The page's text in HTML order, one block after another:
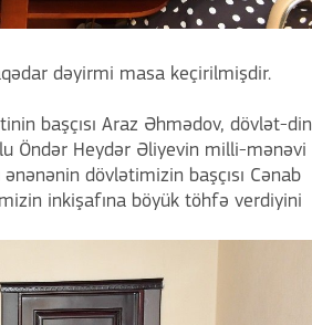
dəyirmi masa keçirilmişdir.
başçısı Araz Əhmədov, dövlət-din
Öndər Heydər Əliyevin milli-mənəvi
dövlətimizin başçısı Cənab
inkişafına böyük töhfə verdiyini